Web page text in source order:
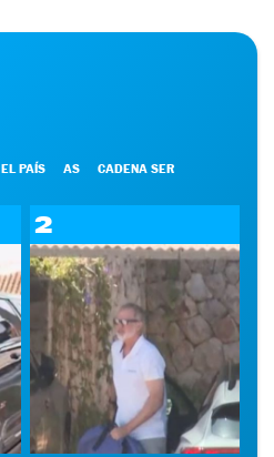
EL PAÍS AS CADENA SER
2